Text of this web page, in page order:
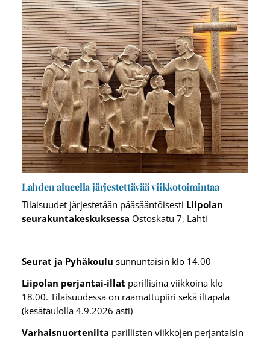
Lahden alueella järjestettävää viikkotoimintaa
Tilaisuudet järjestetään pääsääntöisesti Liipolan
seurakuntakeskuksessa Ostoskatu 7, Lahti
Seurat ja Pyhäkoulu sunnuntaisin klo 14.00
Liipolan perjantai-illat parillisina viikkoina klo
18.00. Tilaisuudessa on raamattupiiri sekä iltapala
(kesätaulolla 4.9.2026 asti)
Varhaisnuortenilta parillisten viikkojen perjantaisin